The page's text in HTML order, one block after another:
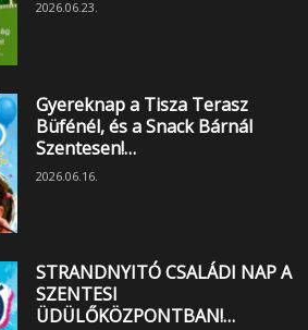
2026.06.23.
Gyereknap a Tisza Terasz
Büfénél, és a Snack Bárnál
Szentesen!…
2026.06.16.
STRANDNYITÓ CSALÁDI NAP A
SZENTESI
ÜDÜLŐKÖZPONTBAN!…